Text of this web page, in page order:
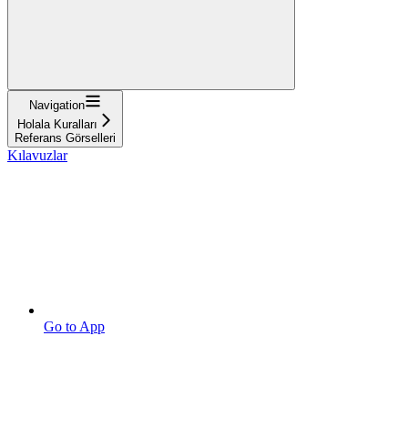
Navigation
Holala Kuralları
Referans Görselleri
Kılavuzlar
Go to App